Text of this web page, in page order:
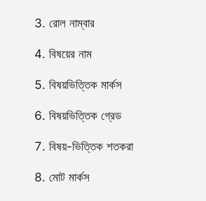
রোল নাম্বার
বিষয়ের নাম
বিষয়ভিত্তিক মার্কস
বিষয়ভিত্তিক গ্রেড
বিষয়-ভিত্তিক শতকরা
মোট মার্কস